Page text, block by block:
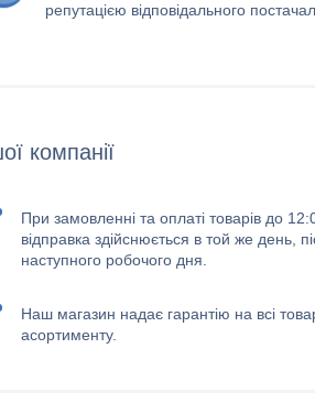
репутацією відповідального
компанії
При замовленні та оплаті товарів до
відправка здійснюється в той же день,
наступного робочого дня.
Наш магазин надає гарантію на всі
асортименту.